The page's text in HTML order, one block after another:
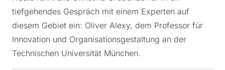
tiefgehendes Gespräch mit einem Experten auf
diesem Gebiet ein: Oliver Alexy, dem Professor für
Innovation und Organisationsgestaltung an der
Technischen Universität München.